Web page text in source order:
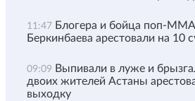
11:47 Блогера и бойца поп-
Беркинбаева арестовали на 10
09:09 Выпивали в луже и
двоих жителей Астаны
выходку